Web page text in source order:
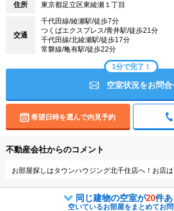
住所 東京都足立区東綾瀬１丁目
交通
千代田線/綾瀬駅/徒歩7分
つくばエクスプレス/青井駅/徒歩21分
千代田線/北綾瀬駅/徒歩17分
常磐線/亀有駅/徒歩22分
1分で完了！
空室状況をお問合
希望日時を選んで内見予約
不動産会社からのコメント
お部屋探しはタウンハウジング北千住店へ！お店
同じ建物の空室が20件
空いているお部屋をまとめてお問